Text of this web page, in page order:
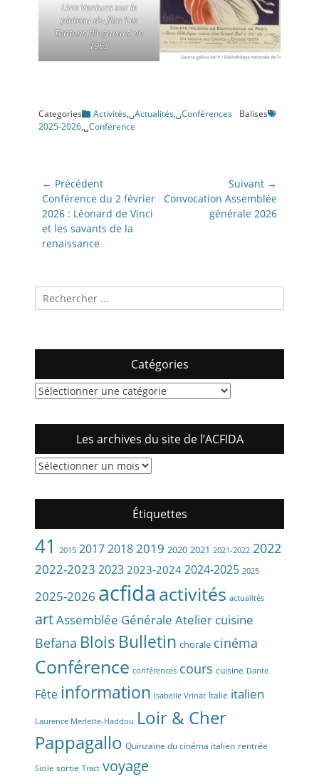
Lino Ventura sur le
plateau du film ‘Les
Tontons flingueurs’ en
1963
Categories Activités,␣Actualités,␣Conférences
Balises
2025-2026,␣Conférence
Navigation
de
l’article
← Précédent
Article
précédent:
Conférence du 2 février
2026 : Léonard de Vinci
et les savants de la
renaissance
Suivant →
Article
Convocation Assemblée
générale 2026
Recherche
pour:
Catégories
Catégories
Les archives du site de l’ACFIDA
Les
l’ACFIDA
Étiquettes
41 2015 20172018 2019 2020 2021 2021-2022 2022
2022-2023 2023 2023-2024 2024-2025 2025
2025-2026 acfida activités actualités
artAssemblée Générale Atelier cuisine
Befana Blois Bulletin chorale cinéma
Conférence conférences cours cuisine Dante
Fête information Isabelle Vrinat Italie italien
Laurence Merlette-Haddou Loir & Cher
Pappagallo Quinzaine du cinéma italien rentrée
Sicile sortie Tract voyage